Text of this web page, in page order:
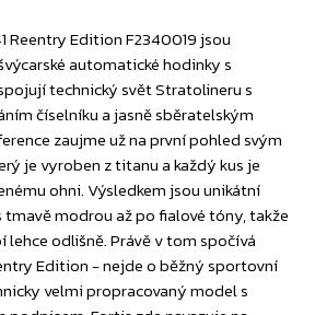
Reentry Edition F2340019 jsou
automatické hodinky s
technický svět Stratolineru s
číselníku a jasně sběratelským
zaujme už na první pohled svým
je vyroben z titanu a každý kus je
ohni. Výsledkem jsou unikátní
modrou až po fialové tóny, takže
lehce odlišně. Právě v tom spočívá
Edition - nejde o běžný sportovní
velmi propracovaný model s